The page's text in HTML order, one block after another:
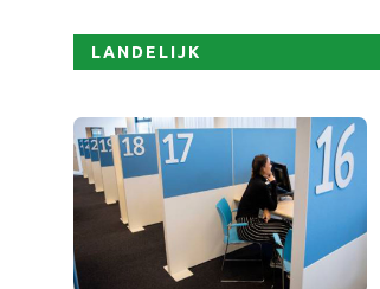
LANDELIJK